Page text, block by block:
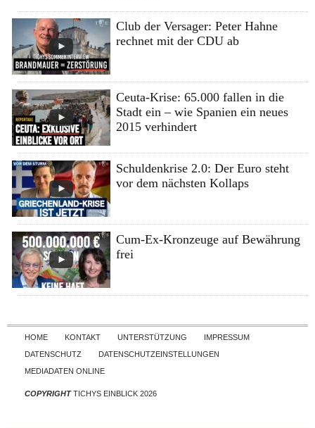
Club der Versager: Peter Hahne
rechnet mit der CDU ab
Ceuta-Krise: 65.000 fallen in die
Stadt ein – wie Spanien ein neues
2015 verhindert
Schuldenkrise 2.0: Der Euro steht
vor dem nächsten Kollaps
Cum-Ex-Kronzeuge auf Bewährung
frei
Skip to content
HOME KONTAKT UNTERSTÜTZUNG
IMPRESSUM
DATENSCHUTZ
DATENSCHUTZEINSTELLUNGEN
MEDIADATEN ONLINE
COPYRIGHTTICHYS EINBLICK 2026